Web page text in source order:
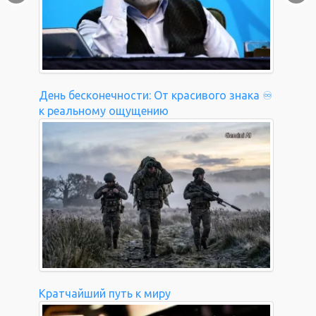
День бесконечности: От красивого знака ♾️
к реальному ощущению
Кратчайший путь к миру